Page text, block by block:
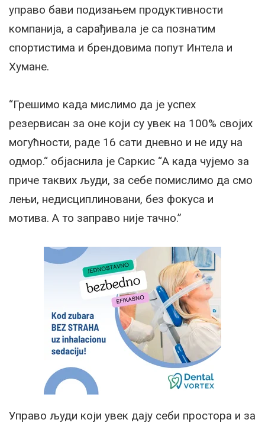
управо бави подизањем продуктивности
компанија, а сарађивала је са познатим
спортистима и брендовима попут Интела и
Хумане.
“Грешимо када мислимо да је успех
резервисан за оне који су увек на 100% својих
могућности, раде 16 сати дневно и не иду на
одмор.“ објаснила је Саркис “А када чујемо за
приче таквих људи, за себе помислимо да смо
лењи, недисциплиновани, без фокуса и
мотива. А то заправо није тачно.”
Управо људи који увек дају себи простора и за